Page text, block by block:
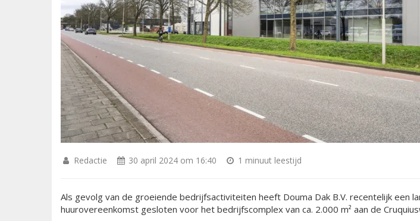
Redactie 30 april 2024 om 16:40 1 minuut leestijd
Als gevolg van de groeiende bedrijfsactiviteiten heeft Douma Dak B.V. recentelijk een
huurovereenkomst gesloten voor het bedrijfscomplex van ca. 2.000 m² aan de